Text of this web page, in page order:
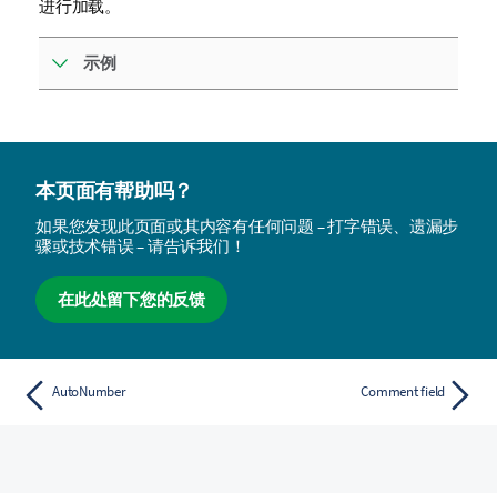
进行加载。
示例
本页面有帮助吗？
如果您发现此页面或其内容有任何问题 – 打字错误、遗漏步
骤或技术错误 – 请告诉我们！
在此处留下您的反馈
AutoNumber Comment field